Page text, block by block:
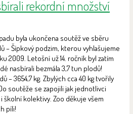
rekordní množství
byla ukončena soutěž ve sběru
– Šípkový podzim, kterou vyhlašujeme
2009. Letošní už 14. ročník byl zatím
nasbírali bezmála 3,7 tun plodů!
– 3654,7 kg. Zbylých cca 40 kg tvořily
soutěže se zapojili jak jednotlivci
školní kolektivy. Zoo děkuje všem
píli!